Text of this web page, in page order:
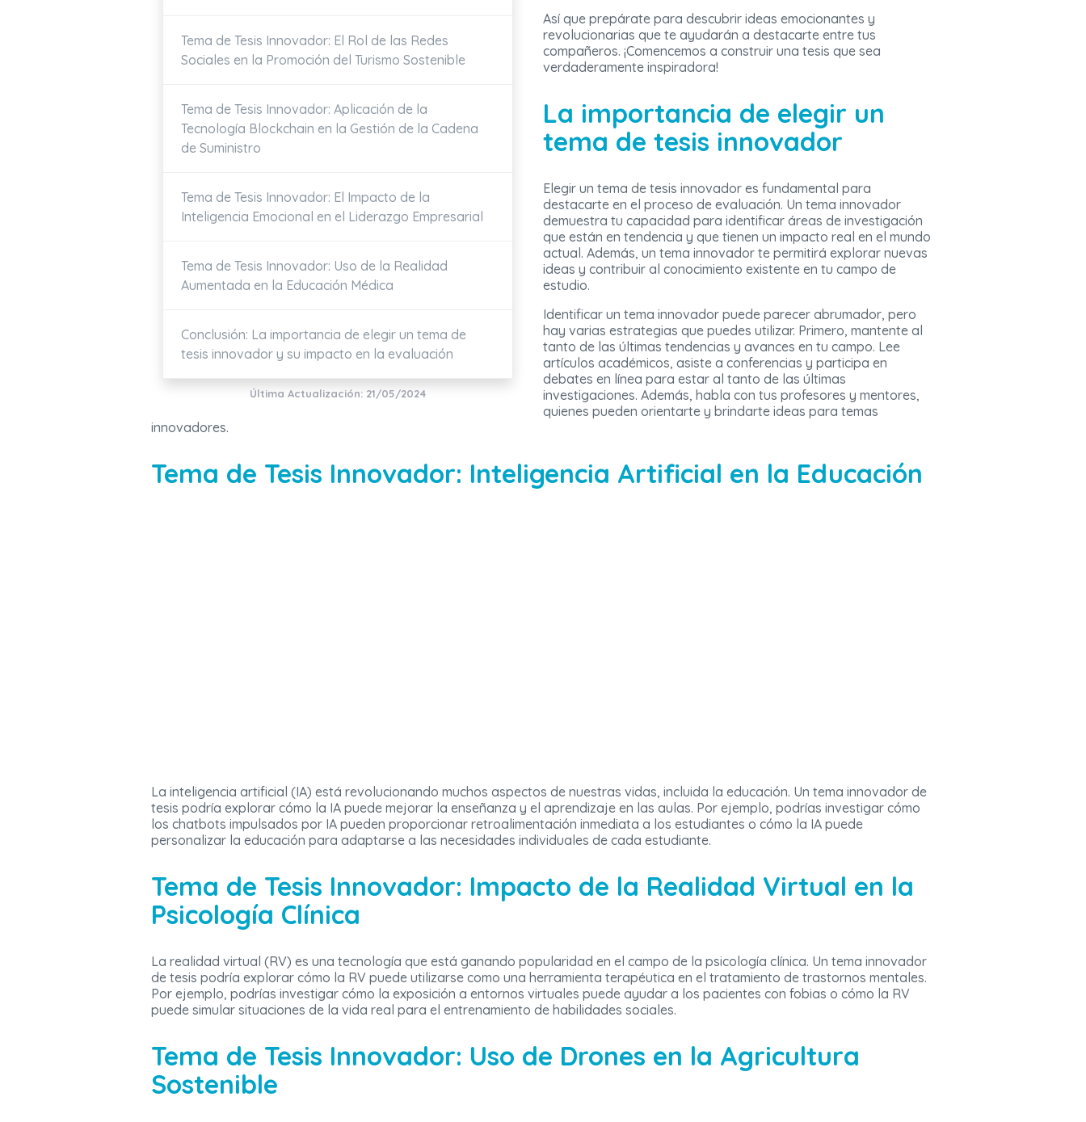
Tema de Tesis Innovador: El Rol de las Redes
Sociales en la Promoción del Turismo Sostenible
Tema de Tesis Innovador: Aplicación de la
Tecnología Blockchain en la Gestión de la Cadena
de Suministro
Tema de Tesis Innovador: El Impacto de la
Inteligencia Emocional en el Liderazgo Empresarial
Tema de Tesis Innovador: Uso de la Realidad
Aumentada en la Educación Médica
Conclusión: La importancia de elegir un tema de
tesis innovador y su impacto en la evaluación
Última Actualización: 21/05/2024
Así que prepárate para descubrir ideas emocionantes y
revolucionarias que te ayudarán a destacarte entre tus
compañeros. ¡Comencemos a construir una tesis que sea
verdaderamente inspiradora!
La importancia de elegir un
tema de tesis innovador
Elegir un tema de tesis innovador es fundamental para
destacarte en el proceso de evaluación. Un tema innovador
demuestra tu capacidad para identificar áreas de investigación
que están en tendencia y que tienen un impacto real en el mundo
actual. Además, un tema innovador te permitirá explorar nuevas
ideas y contribuir al conocimiento existente en tu campo de
estudio.
Identificar un tema innovador puede parecer abrumador, pero
hay varias estrategias que puedes utilizar. Primero, mantente al
tanto de las últimas tendencias y avances en tu campo. Lee
artículos académicos, asiste a conferencias y participa en
debates en línea para estar al tanto de las últimas
investigaciones. Además, habla con tus profesores y mentores,
quienes pueden orientarte y brindarte ideas para temas
innovadores.
Tema de Tesis Innovador: Inteligencia Artificial en la Educación
La inteligencia artificial (IA) está revolucionando muchos aspectos de nuestras vidas, incluida la educación. Un tema innovador de
tesis podría explorar cómo la IA puede mejorar la enseñanza y el aprendizaje en las aulas. Por ejemplo, podrías investigar cómo
los chatbots impulsados por IA pueden proporcionar retroalimentación inmediata a los estudiantes o cómo la IA puede
personalizar la educación para adaptarse a las necesidades individuales de cada estudiante.
Tema de Tesis Innovador: Impacto de la Realidad Virtual en la
Psicología Clínica
La realidad virtual (RV) es una tecnología que está ganando popularidad en el campo de la psicología clínica. Un tema innovador
de tesis podría explorar cómo la RV puede utilizarse como una herramienta terapéutica en el tratamiento de trastornos mentales.
Por ejemplo, podrías investigar cómo la exposición a entornos virtuales puede ayudar a los pacientes con fobias o cómo la RV
puede simular situaciones de la vida real para el entrenamiento de habilidades sociales.
Tema de Tesis Innovador: Uso de Drones en la Agricultura
Sostenible